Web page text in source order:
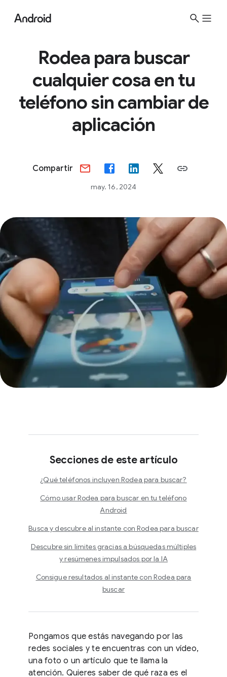
Rodea para buscar
cualquier cosa en tu
teléfono sin cambiar de
aplicación
Compartir
may. 16, 2024
Secciones de este artículo
¿Qué teléfonos incluyen Rodea para buscar?
Cómo usar Rodea para buscar en tu teléfono
Android
Busca y descubre al instante con Rodea para buscar
Descubre sin límites gracias a búsquedas múltiples
y resúmenes impulsados por la IA
Consigue resultados al instante con Rodea para
buscar
Pongamos que estás navegando por las
redes sociales y te encuentras con un vídeo,
una foto o un artículo que te llama la
atención. Quieres saber de qué raza es el